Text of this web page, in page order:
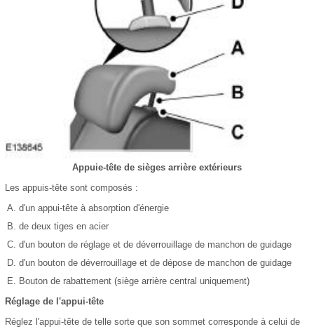
Appuie-tête de sièges arrière extérieurs
Les appuis-tête sont composés :
d'un appui-tête à absorption d'énergie
de deux tiges en acier
d'un bouton de réglage et de déverrouillage de manchon de guidage
d'un bouton de déverrouillage et de dépose de manchon de guidage
Bouton de rabattement (siège arrière central uniquement)
Réglage de l'appui-tête
Réglez l'appui-tête de telle sorte que son sommet corresponde à celui de